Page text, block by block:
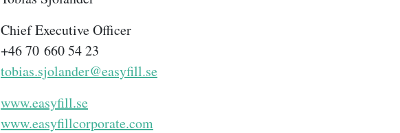
Chief Executive Officer
+46 70 660 54 23
tobias.sjolander@easyfill.se
www.easyfill.se
www.easyfillcorporate.com